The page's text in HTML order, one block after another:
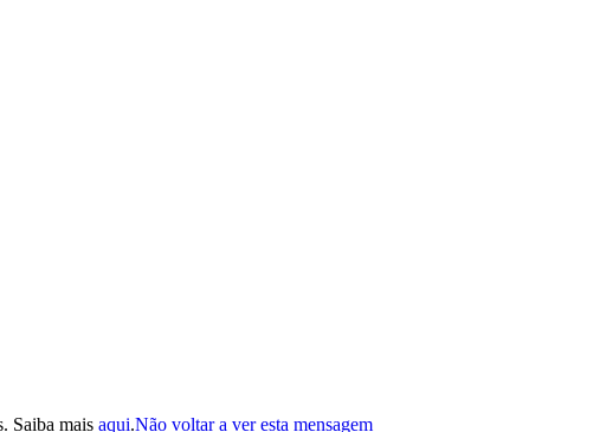
Saiba mais aqui.Não voltar a ver esta mensagem